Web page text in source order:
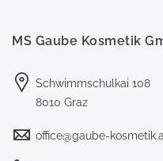
MS Gaube Kosmetik
Schwimmschulkai 108
8010 Graz
office@gaube-